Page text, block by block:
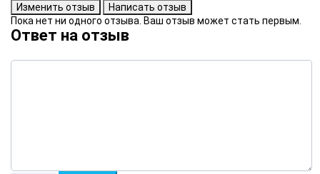
Пока нет ни одного отзыва. Ваш отзыв может стать первым.
Ответ на отзыв